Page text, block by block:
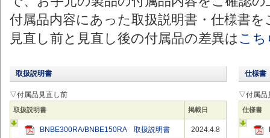
付属品内容にあった取扱説明書・仕様書
見直し前と見直し後の付属品の差異は こち
取扱説明書
▽付属品見直し前
取扱説明書 掲載日
BNBE300RA/BNBE150RA 取扱説明書 2024.4.8
仕様書
▽付属品
仕様書